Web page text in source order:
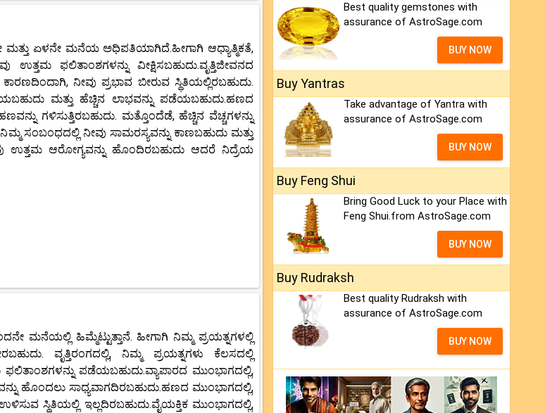
ಮತ್ತು ಏಳನೇ ಮನೆಯ ಅಧಿಪತಿಯಾಗಿದೆ.ಹೀಗಾಗಿ ಆಧ್ಯಾತ್ಮಿಕತೆ,
ಫಲಿತಾಂಶಗಳನ್ನು ವೀಕ್ಷಿಸಬಹುದು.ವೃತ್ತಿಜೀವನದ
ನೀವು ಪ್ರಭಾವ ಬೀರುವ ಸ್ಥಿತಿಯಲ್ಲಿರಬಹುದು.
ಮತ್ತು ಹೆಚ್ಚಿನ ಲಾಭವನ್ನು ಪಡೆಯಬಹುದು.ಹಣದ
ಗಳಿಸುತ್ತಿರಬಹುದು. ಮತ್ತೊಂದೆಡೆ, ಹೆಚ್ಚಿನ ವೆಚ್ಚಗಳನ್ನು
ಸಂಬಂಧದಲ್ಲಿ ನೀವು ಸಾಮರಸ್ಯವನ್ನು ಕಾಣಬಹುದು ಮತ್ತು
ಉತ್ತಮ ಆರೋಗ್ಯವನ್ನು ಹೊಂದಿರಬಹುದು ಆದರೆ ನಿದ್ರೆಯ
ಮನೆಯಲ್ಲಿ ಹಿಮ್ಮೆಟ್ಟುತ್ತಾನೆ. ಹೀಗಾಗಿ ನಿಮ್ಮ ಪ್ರಯತ್ನಗಳಲ್ಲಿ
ವೃತ್ತಿರಂಗದಲ್ಲಿ, ನಿಮ್ಮ ಪ್ರಯತ್ನಗಳು ಕೆಲಸದಲ್ಲಿ
ಪಡೆಯಬಹುದು.ವ್ಯಾಪಾರದ ಮುಂಭಾಗದಲ್ಲಿ,
ಹೊಂದಲು ಸಾಧ್ಯವಾಗದಿರಬಹುದು.ಹಣದ ಮುಂಭಾಗದಲ್ಲಿ,
ಸ್ಥಿತಿಯಲ್ಲಿ ಇಲ್ಲದಿರಬಹುದು.ವೈಯಕ್ತಿಕ ಮುಂಭಾಗದಲ್ಲಿ,
Best quality gemstones with
assurance of AstroSage.com
BUY NOW
Buy Yantras
Take advantage of Yantra with
assurance of AstroSage.com
BUY NOW
Buy Feng Shui
Bring Good Luck to your Place with
Feng Shui.from AstroSage.com
BUY NOW
Buy Rudraksh
Best quality Rudraksh with
assurance of AstroSage.com
BUY NOW